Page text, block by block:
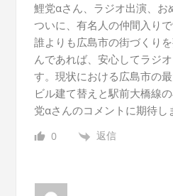
鯉党αさん、ラジオ出演、お
ついに、有名人の仲間入りで
誰よりも広島市の街づくり
んであれば、安心してラジ
す。現状における広島市の
ビル建て替えと駅前大橋線
党αさんのコメントに期待し
0 返信